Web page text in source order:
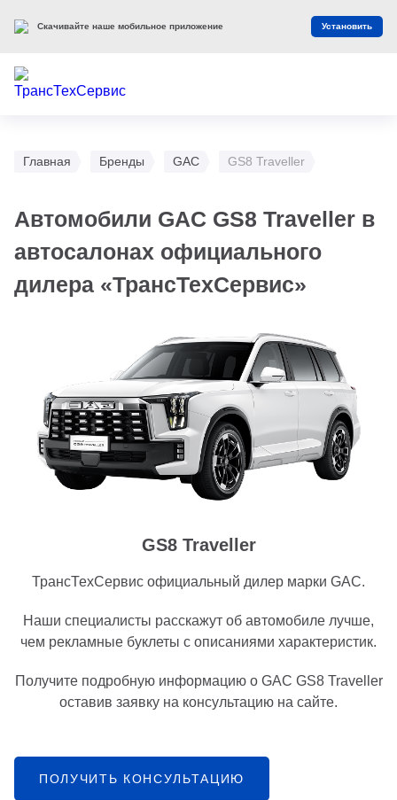
Главная Бренды GAC GS8 Traveller
Автомобили GAC GS8 Traveller в
автосалонах официального
дилера «ТрансТехСервис»
GS8 Traveller
ТрансТехСервис официальный дилер марки GAC.
Наши специалисты расскажут об автомобиле лучше,
чем рекламные буклеты с описаниями характеристик.
Получите подробную информацию о GAC GS8 Traveller
оставив заявку на консультацию на сайте.
ПОЛУЧИТЬ КОНСУЛЬТАЦИЮ
Скачивайте наше мобильное приложение Установить